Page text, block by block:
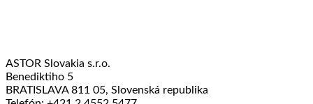
ASTOR Slovakia s.r.o.
Benediktiho 5
BRATISLAVA 811 05, Slovenská republika